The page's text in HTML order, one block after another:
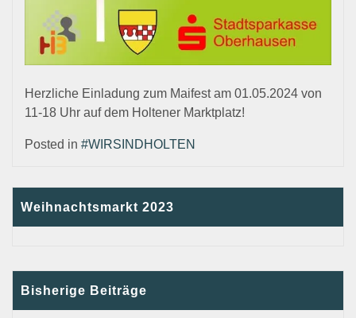
Herzliche Einladung zum Maifest am 01.05.2024 von
11-18 Uhr auf dem Holtener Marktplatz!
Posted in #WIRSINDHOLTEN
Weihnachtsmarkt 2023
Bisherige Beiträge